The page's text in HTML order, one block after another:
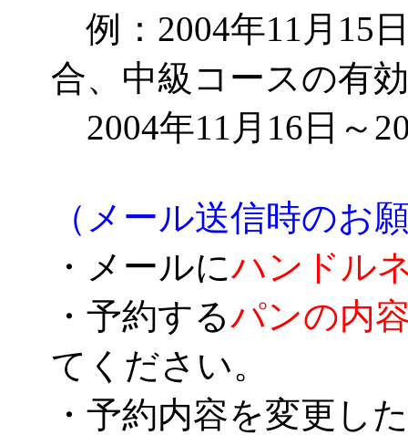
例：2004年11月15
合、中級コースの有
2004年11月16日～
（メール送信時のお
・メールにハンドル
・予約するパンの内
てください。
・予約内容を変更し